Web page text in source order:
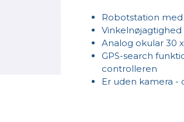
Robotstation
Vinkelnøjagtighed
Analog okular 30
GPS-search
controlleren
Er uden kamera -